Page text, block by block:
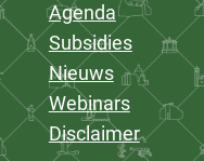
Agenda
Subsidies
Nieuws
Webinars
Disclaimer